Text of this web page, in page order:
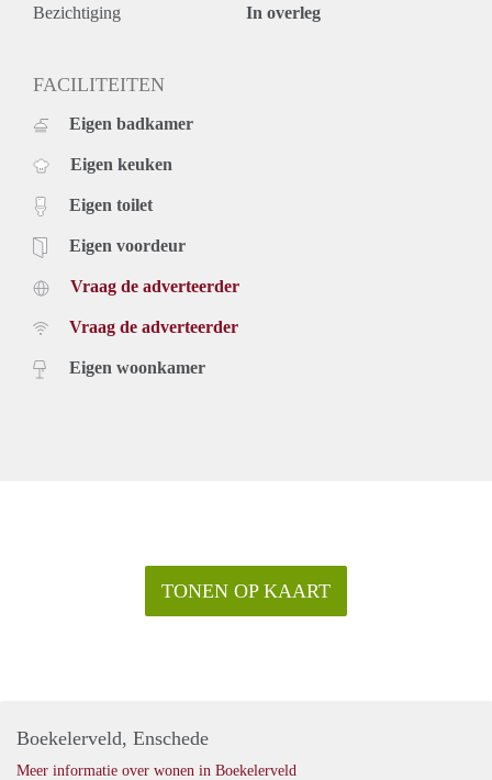
Bezichtiging In overleg
FACILITEITEN
Eigen badkamer
Eigen keuken
Eigen toilet
Eigen voordeur
Vraag de adverteerder
Vraag de adverteerder
Eigen woonkamer
TONEN OP KAART
Boekelerveld, Enschede
Meer informatie over wonen in Boekelerveld